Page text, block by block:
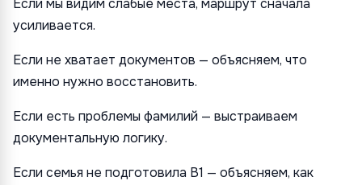
Если мы видим слабые места, маршрут сначала
усиливается.
Если не хватает документов — объясняем, что
именно нужно восстановить.
Если есть проблемы фамилий — выстраиваем
документальную логику.
Если семья не подготовила B1 — объясняем, как